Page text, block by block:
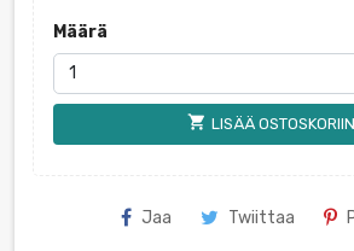
Määrä
shopping_cart LISÄÄ OSTOSKORIIN
Jaa Twiittaa